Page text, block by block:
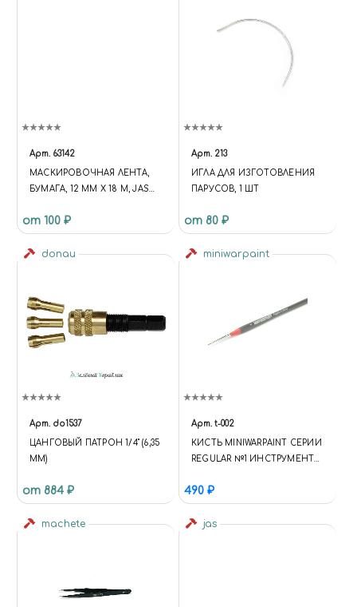
Арт. 63142
МАСКИРОВОЧНАЯ ЛЕНТА,
БУМАГА, 12 ММ Х 18 М, JAS
от 100 ₽
Арт. 213
ИГЛА ДЛЯ ИЗГОТОВЛЕНИЯ
ПАРУСОВ, 1 ШТ
от 80 ₽
donau
Арт. do1537
ЦАНГОВЫЙ ПАТРОН 1/4" (6,35
ММ)
от 884 ₽
miniwarpaint
Арт. t-002
КИСТЬ MINIWARPAINT СЕРИИ
REGULAR №1 ИНСТРУМЕНТЫ:
490 ₽
machete jas